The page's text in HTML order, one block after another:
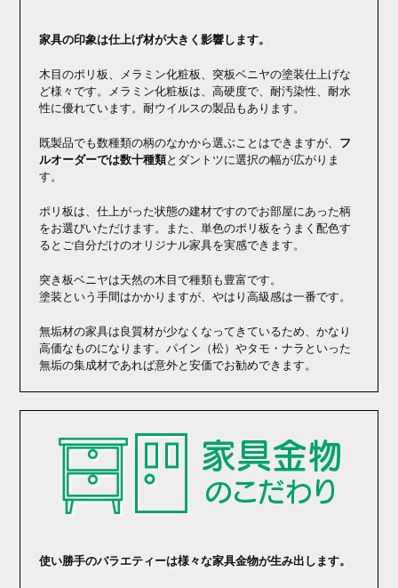
家具の印象は仕上げ材が大きく影響します。
木目のポリ板、メラミン化粧板、突板ベニヤの塗装仕上げな
ど様々です。メラミン化粧板は、高硬度で、耐汚染性、耐水
性に優れています。耐ウイルスの製品もあります。
既製品でも数種類の柄のなかから選ぶことはできますが、 フ
ルオーダーでは数十種類とダントツに選択の幅が広がりま
す。
ポリ板は、仕上がった状態の建材ですのでお部屋にあった柄
をお選びいただけます。また、単色のポリ板をうまく配色す
るとご自分だけのオリジナル家具を実感できます。
突き板ベニヤは天然の木目で種類も豊富です。
塗装という手間はかかりますが、やはり高級感は一番です。
無垢材の家具は良質材が少なくなってきているため、かなり
高価なものになります。パイン（松）やタモ・ナラといった
無垢の集成材であれば意外と安価でお勧めできます。
使い勝手のバラエティーは様々な家具金物が生み出します。